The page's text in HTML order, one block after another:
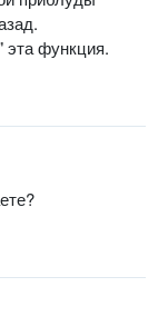
эта функция.